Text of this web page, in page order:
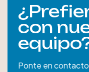
con
Ponte en